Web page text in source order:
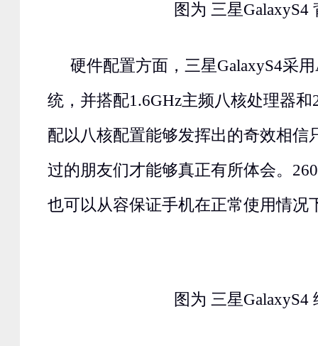
图为 三星GalaxyS4
硬件配置方面，三星GalaxyS4采
统，并搭配1.6GHz主频八核处理器
配以八核配置能够发挥出的奇效相信
过的朋友们才能够真正有所体会。
也可以从容保证手机在正常使用情况
图为 三星GalaxyS4